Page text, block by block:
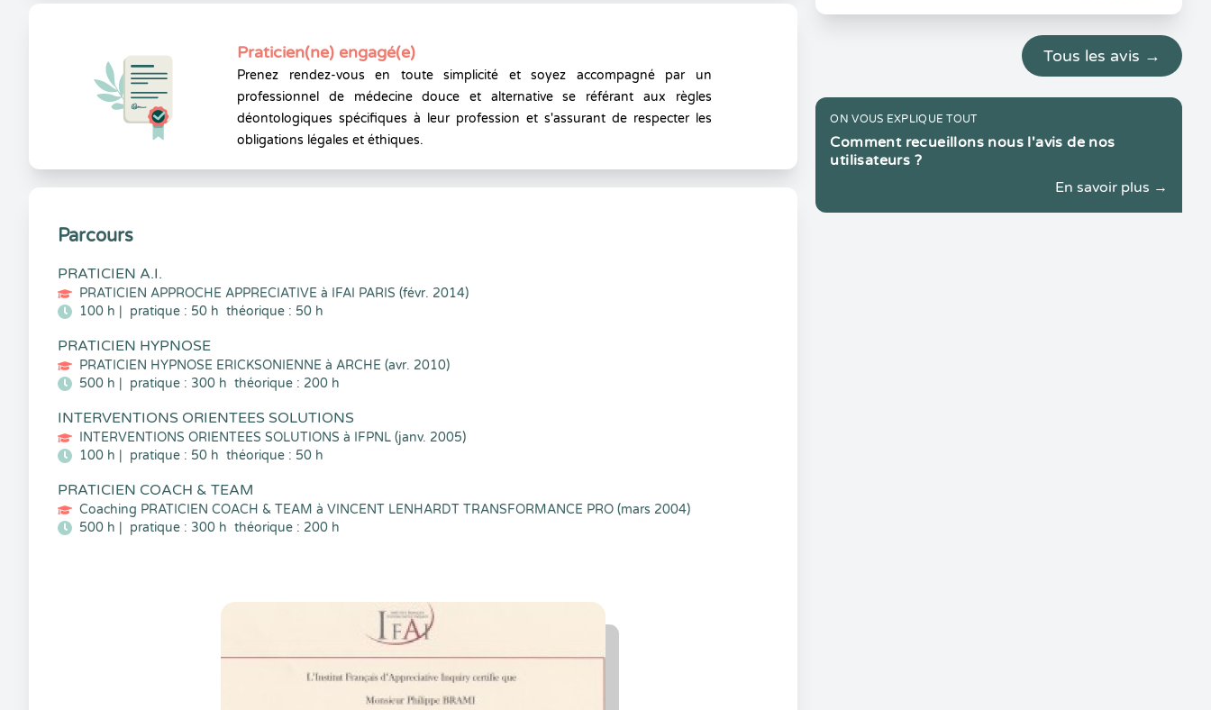
Praticien(ne) engagé(e)
Prenez rendez-vous en toute simplicité et soyez accompagné par un
professionnel de médecine douce et alternative se référant aux règles
déontologiques spécifiques à leur profession et s'assurant de respecter les
obligations légales et éthiques.
Parcours
PRATICIEN A.I.
PRATICIEN APPROCHE APPRECIATIVE à IFAI PARIS (févr. 2014)
100 h |
pratique : 50 h théorique : 50 h
PRATICIEN HYPNOSE
PRATICIEN HYPNOSE ERICKSONIENNE à ARCHE (avr. 2010)
500 h |
pratique : 300 h théorique : 200 h
INTERVENTIONS ORIENTEES SOLUTIONS
INTERVENTIONS ORIENTEES SOLUTIONS à IFPNL (janv. 2005)
100 h |
pratique : 50 h théorique : 50 h
PRATICIEN COACH & TEAM
Coaching PRATICIEN COACH & TEAM à VINCENT LENHARDT TRANSFORMANCE PRO (mars 2004)
500 h |
pratique : 300 h théorique : 200 h
Tous les avis →
ON VOUS EXPLIQUE TOUT
Comment recueillons nous l'avis de nos
utilisateurs ?
En savoir plus →